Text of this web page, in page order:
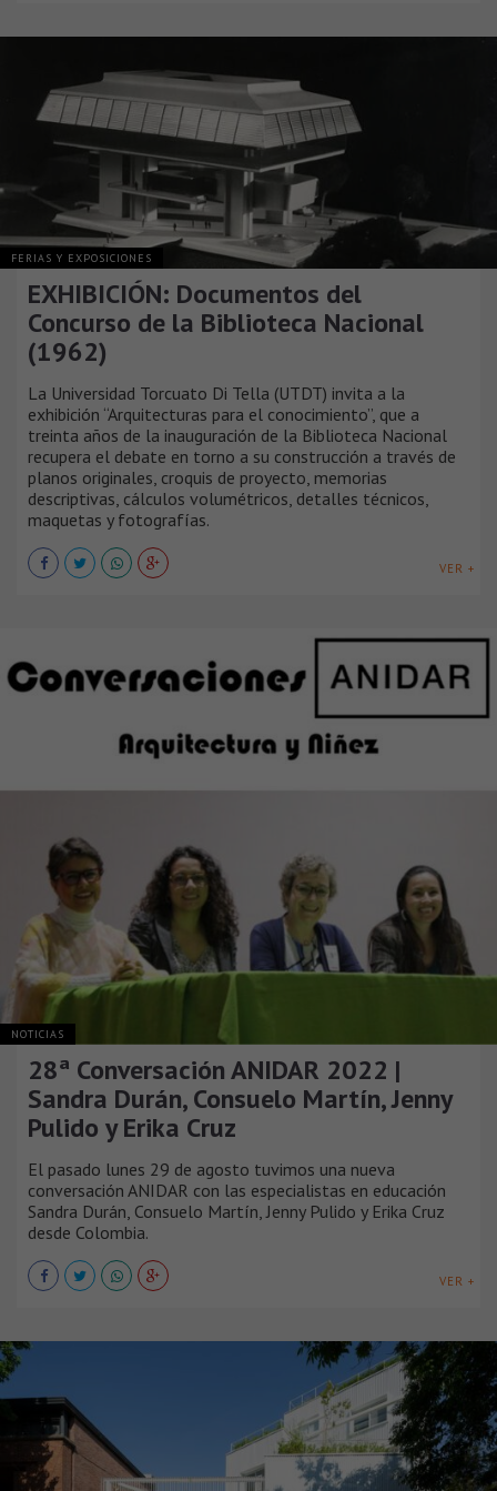
FERIAS Y EXPOSICIONES
EXHIBICIÓN: Documentos del
Concurso de la Biblioteca Nacional
(1962)
La Universidad Torcuato Di Tella (UTDT) invita a la
exhibición “Arquitecturas para el conocimiento”, que a
treinta años de la inauguración de la Biblioteca Nacional
recupera el debate en torno a su construcción a través de
planos originales, croquis de proyecto, memorias
descriptivas, cálculos volumétricos, detalles técnicos,
maquetas y fotografías.
VER +
NOTICIAS
28ª Conversación ANIDAR 2022 |
Sandra Durán, Consuelo Martín, Jenny
Pulido y Erika Cruz
El pasado lunes 29 de agosto tuvimos una nueva
conversación ANIDAR con las especialistas en educación
Sandra Durán, Consuelo Martín, Jenny Pulido y Erika Cruz
desde Colombia.
VER +